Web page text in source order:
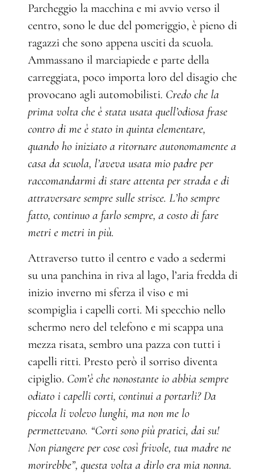
Parcheggio la macchina e mi avvio verso il
centro, sono le due del pomeriggio, è pieno di
ragazzi che sono appena usciti da scuola.
Ammassano il marciapiede e parte della
carreggiata, poco importa loro del disagio che
provocano agli automobilisti. Credo che la
prima volta che è stata usata quell’odiosa frase
contro di me è stato in quinta elementare,
quando ho iniziato a ritornare autonomamente a
casa da scuola, l’aveva usata mio padre per
raccomandarmi di stare attenta per strada e di
attraversare sempre sulle strisce. L’ho sempre
fatto, continuo a farlo sempre, a costo di fare
metri e metri in più.
Attraverso tutto il centro e vado a sedermi
su una panchina in riva al lago, l’aria fredda di
inizio inverno mi sferza il viso e mi
scompiglia i capelli corti. Mi specchio nello
schermo nero del telefono e mi scappa una
mezza risata, sembro una pazza con tutti i
capelli ritti. Presto però il sorriso diventa
cipiglio. Com’è che nonostante io abbia sempre
odiato i capelli corti, continui a portarli? Da
piccola li volevo lunghi, ma non me lo
permettevano. “Corti sono più pratici, dai su!
Non piangere per cose così frivole, tua madre ne
morirebbe”, questa volta a dirlo era mia nonna.